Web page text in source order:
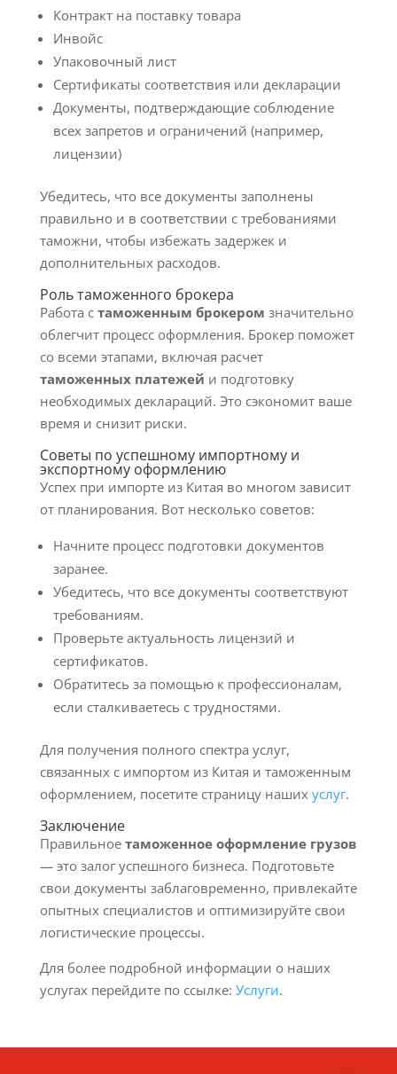
Контракт на поставку товара
Инвойс
Упаковочный лист
Сертификаты соответствия или декларации
Документы, подтверждающие соблюдение
всех запретов и ограничений (например,
лицензии)
Убедитесь, что все документы заполнены
правильно и в соответствии с требованиями
таможни, чтобы избежать задержек и
дополнительных расходов.
Роль таможенного брокера
Работа с таможенным брокером значительно
облегчит процесс оформления. Брокер поможет
со всеми этапами, включая расчет
таможенных платежей и подготовку
необходимых деклараций. Это сэкономит ваше
время и снизит риски.
Советы по успешному импортному и
экспортному оформлению
Успех при импорте из Китая во многом зависит
от планирования. Вот несколько советов:
Начните процесс подготовки документов
заранее.
Убедитесь, что все документы соответствуют
требованиям.
Проверьте актуальность лицензий и
сертификатов.
Обратитесь за помощью к профессионалам,
если сталкиваетесь с трудностями.
Для получения полного спектра услуг,
связанных с импортом из Китая и таможенным
оформлением, посетите страницу наших услуг.
Заключение
Правильное таможенное оформление грузов
— это залог успешного бизнеса. Подготовьте
свои документы заблаговременно, привлекайте
опытных специалистов и оптимизируйте свои
логистические процессы.
Для более подробной информации о наших
услугах перейдите по ссылке: Услуги.